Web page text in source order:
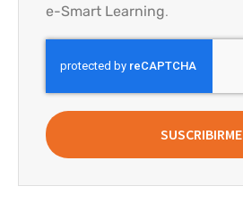
e-Smart Learning.
SUSCRIBIRME